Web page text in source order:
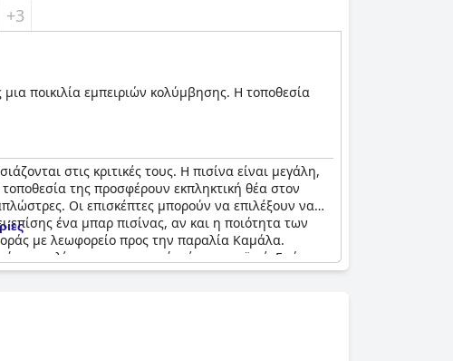
+3
ποικιλία εμπειριών κολύμβησης. Η τοποθεσία
στις κριτικές τους. Η πισίνα είναι μεγάλη,
της προσφέρουν εκπληκτική θέα στον
Οι επισκέπτες μπορούν να επιλέξουν να
ένα μπαρ πισίνας, αν και η ποιότητα των
με λεωφορείο προς την παραλία Καμάλα.
η παλίρροια και ο καιρός είναι ευνοϊκοί. Ενώ
απολαμβάνουν τα ζεστά νερά της πισίνας.
εξαιρετική, καθιστώντας τη διαμονή απίστευτη για